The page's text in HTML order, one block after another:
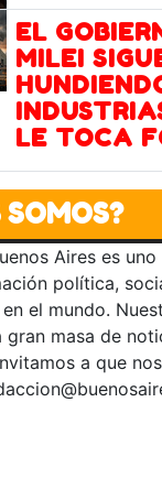
EL
MILEI
LE TOCA
SOMOS?
Aires es
política,
el mundo.
masa de
a que